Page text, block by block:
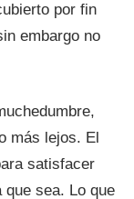
por fin
embargo no
más lejos. El
satisfacer
que sea. Lo que